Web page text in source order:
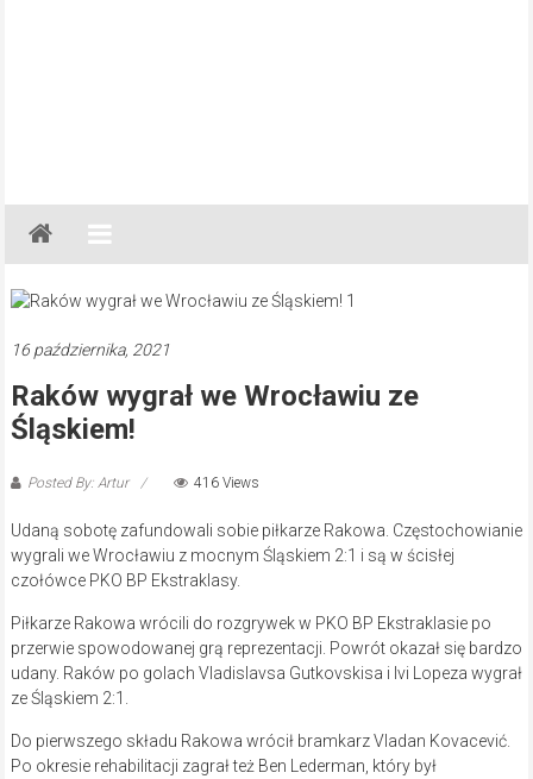
Gazeta
Regionalna
Częstochowa,
Lubliniec,
16 października, 2021
Raków wygrał we Wrocławiu ze
Śląskiem!
Posted By: Artur 416 Views
Udaną sobotę zafundowali sobie piłkarze Rakowa. Częstochowianie
wygrali we Wrocławiu z mocnym Śląskiem 2:1 i są w ścisłej
czołówce PKO BP Ekstraklasy.
Piłkarze Rakowa wrócili do rozgrywek w PKO BP Ekstraklasie po
przerwie spowodowanej grą reprezentacji. Powrót okazał się bardzo
udany. Raków po golach Vladislavsa Gutkovskisa i Ivi Lopeza wygrał
ze Śląskiem 2:1.
Do pierwszego składu Rakowa wrócił bramkarz Vladan Kovacević.
Po okresie rehabilitacji zagrał też Ben Lederman, który był